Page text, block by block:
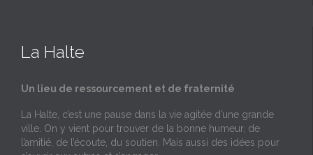
La Halte
Un lieu de ressourcement et de fraternité
La Halte, c’est une pause dans la vie agitée d’une grande
ville. On y vient pour trouver de la bonne humeur, de
l’amitié, de l’écoute, du soutien. Mais aussi des idées pour